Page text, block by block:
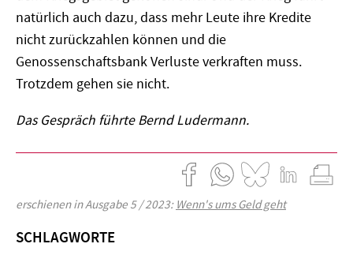
natürlich auch dazu, dass mehr Leute ihre Kredite
nicht zurückzahlen können und die
Genossenschaftsbank Verluste verkraften muss.
Trotzdem gehen sie nicht.
Das Gespräch führte Bernd Ludermann.
erschienen in Ausgabe 5 / 2023: Wenn's ums Geld geht
SCHLAGWORTE